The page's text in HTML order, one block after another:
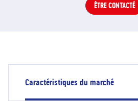
ÊTRE CONTACTÉ
Caractéristiques du marché